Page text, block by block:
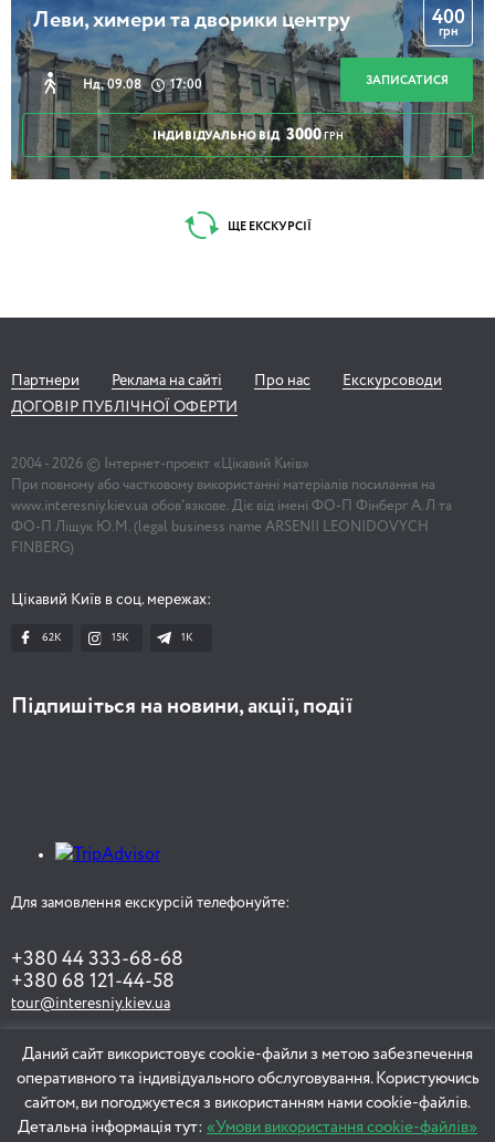
Леви, химери та дворики центру
Нд, 09.08 17:00
400
грн
ЗАПИСАТИСЯ
ІНДИВІДУАЛЬНО ВІД 3000 ГРН
ЩЕ ЕКСКУРСІЇ
Партнери Реклама на сайті Про нас
Екскурсоводи
ДОГОВІР ПУБЛІЧНОЇ ОФЕРТИ
2004 - 2026 © Інтернет-проект «Цікавий Київ»
При повному або частковому використанні матеріалів посилання на
www.interesniy.kiev.ua обов'язкове. Діє від імені ФО-П Фінберг А.Л та
ФО-П Ліщук Ю.М. (legal business name ARSENII LEONIDOVYCH
FINBERG)
Цікавий Київ в соц. мережах:
62K 15K 1К
Підпишіться на новини, акції, події
Для замовлення екскурсій телефонуйте:
+380 44 333-68-68
+380 68 121-44-58
tour@interesniy.kiev.ua
ЗАМОВИТИ ЕКСКУРСІЮ
Даний сайт використовує cookie-файли з метою забезпечення
оперативного та індивідуального обслуговування. Користуючись
сайтом, ви погоджуєтеся з використанням нами cookie-файлів.
Детальна інформація тут: «Умови використання cookie-файлів»